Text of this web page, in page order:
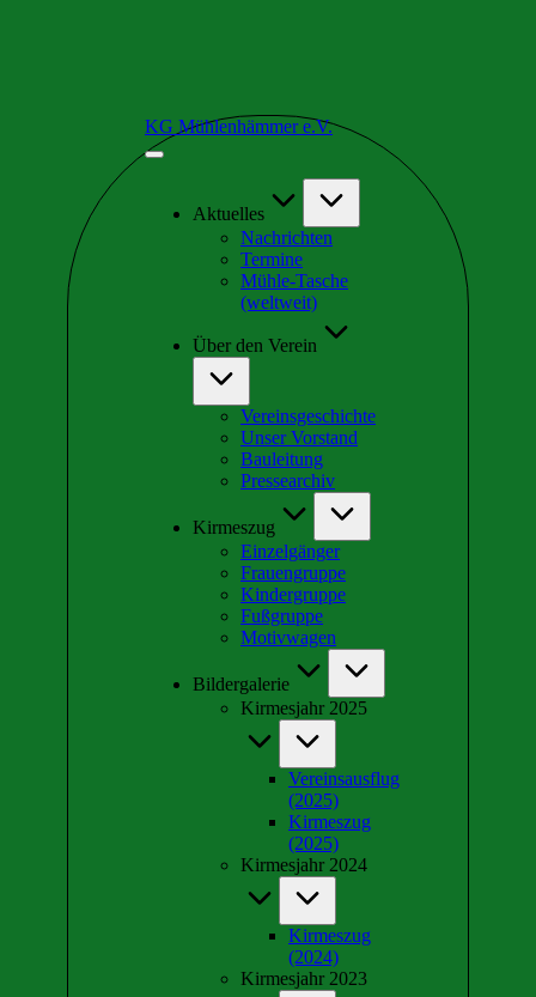
KG Mühlenhämmer e.V.
Wir
schrägsten
Aktuelles
Nachrichten
Termine
Mühle-Tasche
(weltweit)
Über den Verein
Vereinsgeschichte
Unser Vorstand
Bauleitung
Pressearchiv
Kirmeszug
Einzelgänger
Frauengruppe
Kindergruppe
Fußgruppe
Motivwagen
Bildergalerie
Kirmesjahr 2025
Vereinsausflug
(2025)
Kirmeszug
(2025)
Kirmesjahr 2024
Kirmeszug
(2024)
Kirmesjahr 2023